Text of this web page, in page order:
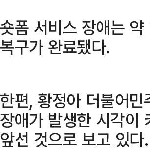
숏폼 서비스 장애는
복구가 완료됐다.
한편, 황정아 더불어
장애가 발생한 시각이
앞선 것으로 보고 있다.